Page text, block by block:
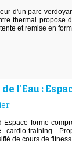
d'un parc
thermal propose
et remise en
de l'Eau :
Espace forme
cardio-training.
de cours de